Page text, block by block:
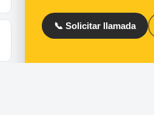
📞 Solicitar llamada